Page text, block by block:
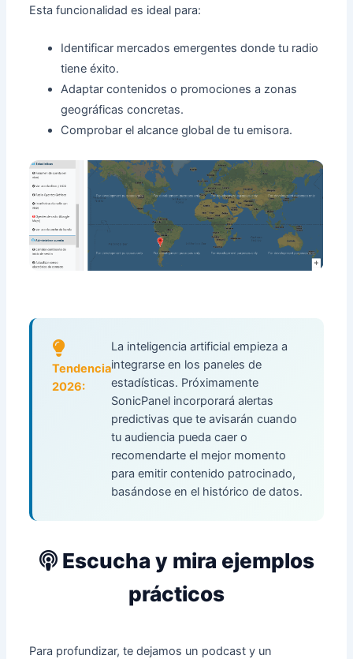
Esta funcionalidad es ideal para:
Identificar mercados emergentes donde tu radio
tiene éxito.
Adaptar contenidos o promociones a zonas
geográficas concretas.
Comprobar el alcance global de tu emisora.
Tendencia
2026:
La inteligencia artificial empieza a
integrarse en los paneles de
estadísticas. Próximamente
SonicPanel incorporará alertas
predictivas que te avisarán cuando
tu audiencia pueda caer o
recomendarte el mejor momento
para emitir contenido patrocinado,
basándose en el histórico de datos.
Escucha y mira ejemplos
prácticos
Para profundizar, te dejamos un podcast y un